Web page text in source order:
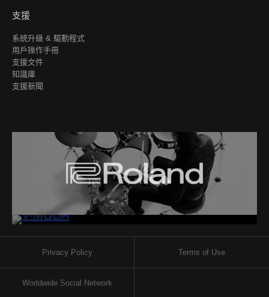
支援
系統升級 & 驅動程式
用戶操作手冊
支援文件
知識庫
支援新聞
Privacy Policy Terms of Use
Worldwide Social Network